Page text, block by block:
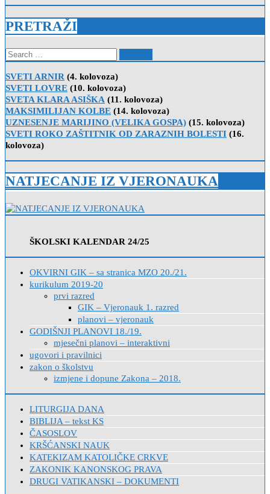
PRETRAŽI
Search
for:
SVETI ARNIR (4. kolovoza)
SVETI LOVRE (10. kolovoza)
SVETA KLARA ASIŠKA (11. kolovoza)
MAKSIMILIJAN KOLBE (14. kolovoza)
UZNESENJE MARIJINO (VELIKA GOSPA) (15. kolovoza)
SVETI ROKO ZAŠTITNIK OD ZARAZNIH BOLESTI (16.
kolovoza)
NATJECANJE IZ VJERONAUKA
ŠKOLSKI KALENDAR 24/25
OKVIRNI GIK – sa stranica MZO 20./21.
kurikulum 2019-20
prvi razred
GIK – Vjeronauk 1. razred
planovi – vjeronauk
GODIŠNJI PLANOVI 18./19.
mjesečni planovi – interaktivni
ugovori i pravilnici
zakon o školstvu
izmjene i dopune Zakona – 2018.
LITURGIJA DANA
BIBLIJA – tekst KS
ČASOSLOV
KRŠĆANSKI NAUK
KATEKIZAM KATOLIČKE CRKVE
ZAKONIK KANONSKOG PRAVA
DRUGI VATIKANSKI – DOKUMENTI